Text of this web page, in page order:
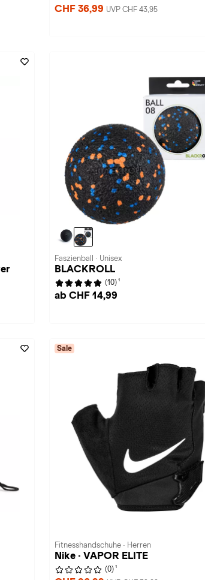
CHF 36,99 UVP CHF 43,95
Faszienball · Unisex
BLACKROLL
(10) 1
ab CHF 14,99
Sale
Fitnesshandschuhe · Herren
Nike · VAPOR ELITE
(0) 1